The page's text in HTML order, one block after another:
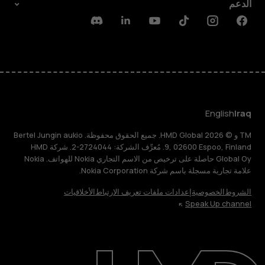
الدعم
Facebook
Instagram
Tiktok
Youtube
Linkedin
Discord
Iraq
English
TM و © 2026 HMD Global. جميع الحقوق محفوظة. Bertel Jungin aukio
9, 02600 Espoo, Finland. مُعرِّف الشركة: 2724044-2. شركة HMD
Global Oy حاصلة على ترخيص من الاسم التجاري Nokia للهواتف. Nokia
علامة تجارية مسجلة باسم شركة Nokia Corporation.
الشروطالخصوصيةإعدادات ملفات تعريف الارتباطالأخلاقيات
Speak Up channel